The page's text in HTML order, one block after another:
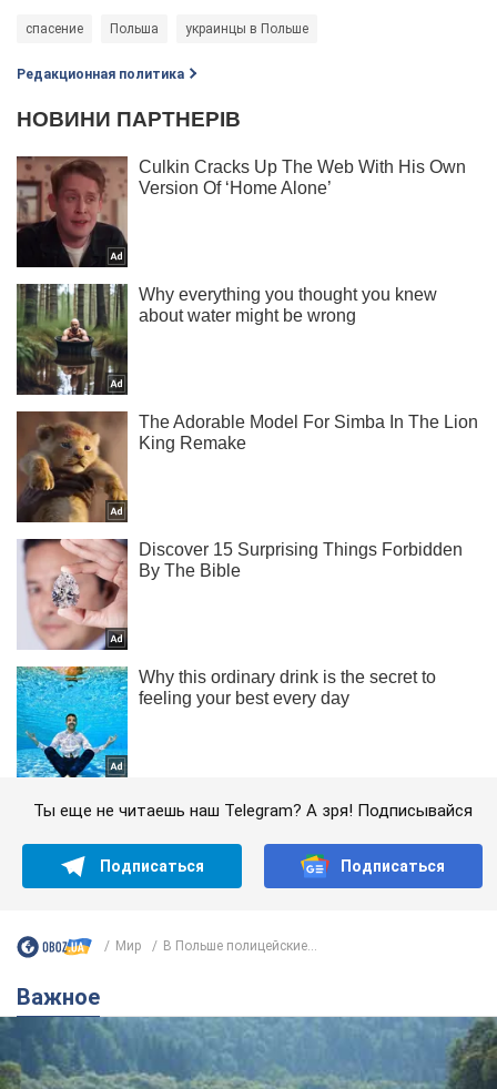
спасение Польша украинцы в Польше
Редакционная политика
Ты еще не читаешь наш Telegram? А зря! Подписывайся
Подписаться Подписаться
Мир В Польше полицейские...
Важное